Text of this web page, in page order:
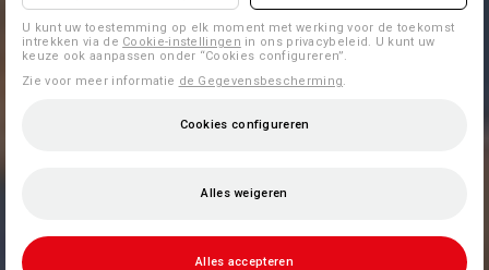
U kunt uw toestemming op elk moment met werking voor de toekomst
intrekken via de Cookie-instellingen in ons privacybeleid. U kunt uw
keuze ook aanpassen onder “Cookies configureren”.
Zie voor meer informatie de Gegevensbescherming.
Cookies configureren
Alles weigeren
Alles accepteren